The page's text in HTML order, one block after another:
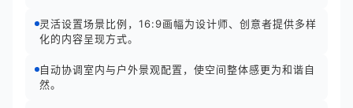
灵活设置场景比例，16:9画幅为设计师、创意者提供多样
化的内容呈现方式。
自动协调室内与户外景观配置，使空间整体感更为和谐自
然。